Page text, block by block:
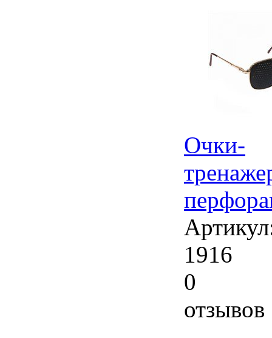
Очки-
1916
0
отзывов